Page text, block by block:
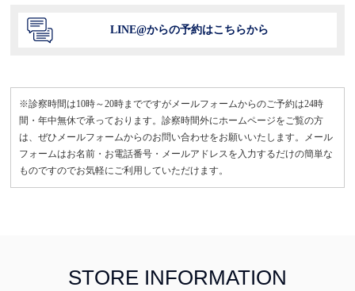
LINE@からの予約はこちらから
※診察時間は10時～20時までですがメールフォームからのご予約は24時
間・年中無休で承っております。診察時間外にホームページをご覧の方
は、ぜひメールフォームからのお問い合わせをお願いいたします。メール
フォームはお名前・お電話番号・メールアドレスを入力するだけの簡単な
ものですのでお気軽にご利用していただけます。
STORE INFORMATION